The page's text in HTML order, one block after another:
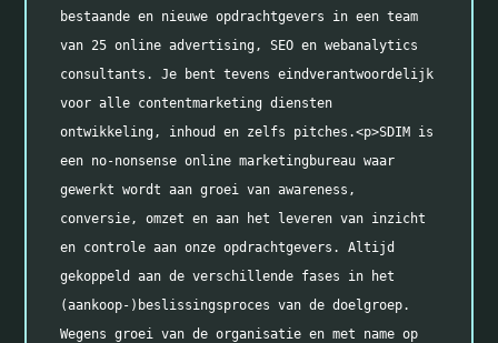
bestaande en nieuwe opdrachtgevers in een team
van 25 online advertising, SEO en webanalytics
consultants. Je bent tevens eindverantwoordelijk
voor alle contentmarketing diensten
ontwikkeling, inhoud en zelfs pitches.<p>SDIM is
een no-nonsense online marketingbureau waar
gewerkt wordt aan groei van awareness,
conversie, omzet en aan het leveren van inzicht
en controle aan onze opdrachtgevers. Altijd
gekoppeld aan de verschillende fases in het
(aankoop-)beslissingsproces van de doelgroep.
Wegens groei van de organisatie en met name op